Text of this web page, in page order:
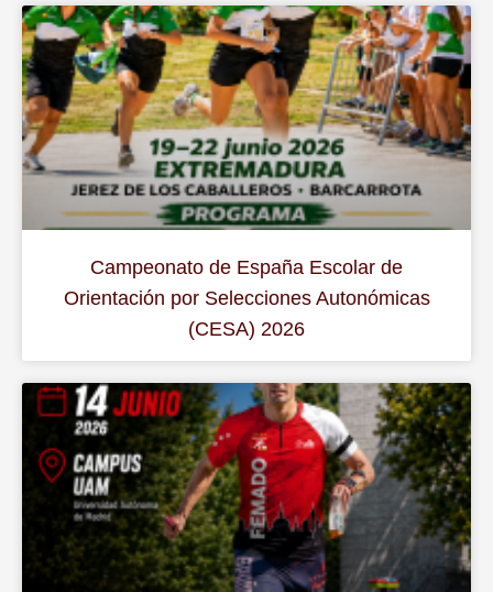
Campeonato de España Escolar de
Orientación por Selecciones Autonómicas
(CESA) 2026